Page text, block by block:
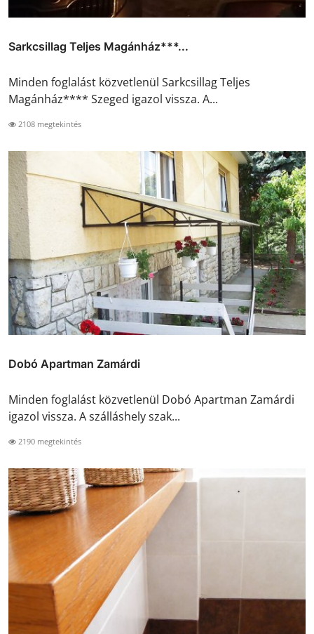
Sarkcsillag Teljes Magánház***...
Minden foglalást közvetlenül Sarkcsillag Teljes
Magánház**** Szeged igazol vissza. A...
2108 megtekintés
Dobó Apartman Zamárdi
Minden foglalást közvetlenül Dobó Apartman Zamárdi
igazol vissza. A szálláshely szak...
2190 megtekintés